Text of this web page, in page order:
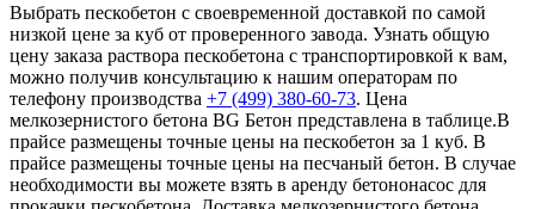
Выбрать пескобетон с своевременной доставкой по самой
низкой цене за куб от проверенного завода. Узнать общую
цену заказа раствора пескобетона с транспортировкой к вам,
можно получив консультацию к нашим операторам по
телефону производства +7 (499) 380-60-73. Цена
мелкозернистого бетона BG Бетон представлена в таблице.В
прайсе размещены точные цены на пескобетон за 1 куб. В
прайсе размещены точные цены на песчаный бетон. В случае
необходимости вы можете взять в аренду бетононасос для